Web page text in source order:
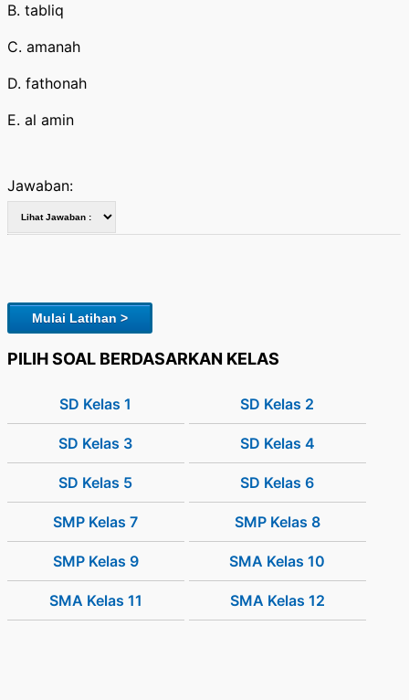
B. tabliq
C. amanah
D. fathonah
E. al amin
Jawaban:
Mulai Latihan >
PILIH SOAL BERDASARKAN KELAS
SD Kelas 1 SD Kelas 2
SD Kelas 3 SD Kelas 4
SD Kelas 5 SD Kelas 6
SMP Kelas 7 SMP Kelas 8
SMP Kelas 9 SMA Kelas 10
SMA Kelas 11 SMA Kelas 12